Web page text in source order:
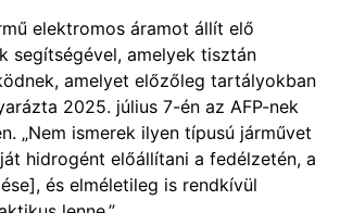
elektromos áramot állít elő
segítségével, amelyek tisztán
amelyet előzőleg tartályokban
2025. július 7-én az AFP-nek
„Nem ismerek ilyen típusú járművet
hidrogént előállítani a fedélzetén, a
és elméletileg is rendkívül